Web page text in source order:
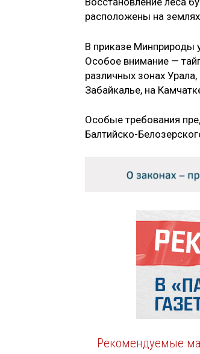
расположены на
В приказе Минприроды
Особое внимание —
различных зонах
Забайкалье, на
Особые требования
Балтийско-
Рекомендуемые